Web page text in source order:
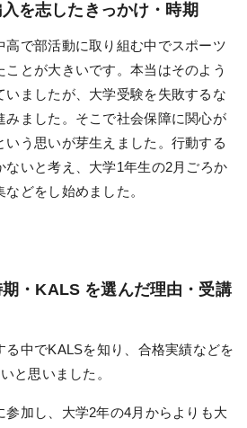
を志したきっかけ・時期
高で部活動に取り組む中でスポーツ
とが大きいです。本当はそのよう
いましたが、大学受験を失敗するな
みました。そこで社会保障に関心が
う思いが芽生えました。行動する
ないと考え、大学1年生の2月ごろか
どをし始めました。
・KALS を選んだ理由・受講
る中でKALSを知り、合格実績などを
と思いました。
参加し、大学2年の4月からよりも大